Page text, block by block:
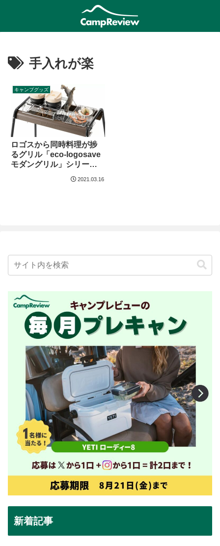
手入れが楽
キャンプグッズ
ロゴスから同時料理が捗
るグリル「eco-logosave
モダングリル」シリーズ
2021.03.16
新着記事